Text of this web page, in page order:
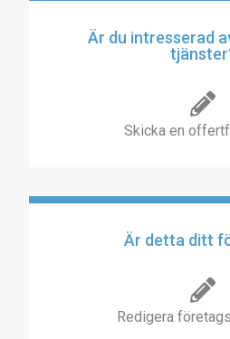
Är du intresserad
Skicka en
Är detta ditt
Redigera